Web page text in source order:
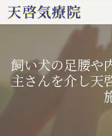
飼い犬の足腰や
主さんを介し天